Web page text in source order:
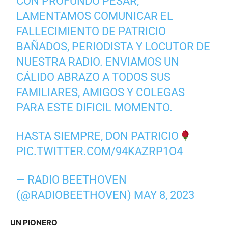
LAMENTAMOS COMUNICAR EL
FALLECIMIENTO DE PATRICIO
BAÑADOS, PERIODISTA Y LOCUTOR DE
NUESTRA RADIO. ENVIAMOS UN
CÁLIDO ABRAZO A TODOS SUS
FAMILIARES, AMIGOS Y COLEGAS
PARA ESTE DIFICIL MOMENTO.
HASTA SIEMPRE, DON PATRICIO
PIC.TWITTER.COM/94KAZRP1O4
— RADIO BEETHOVEN
(@RADIOBEETHOVEN) MAY 8, 2023
UN PIONERO